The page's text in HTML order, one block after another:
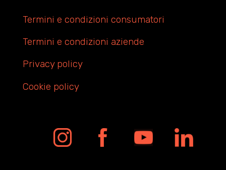
Termini e condizioni consumatori
Termini e condizioni aziende
Privacy policy
Cookie policy